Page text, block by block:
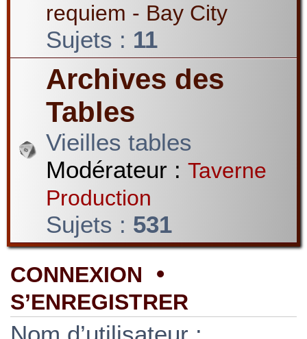
requiem - Bay City
Sujets : 11
Archives des
Tables
Vieilles tables
Modérateur : Taverne
Production
Sujets : 531
CONNEXION •
S’ENREGISTRER